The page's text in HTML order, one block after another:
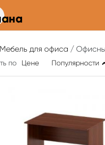
Мебель для офиса /
по Цене Популярности